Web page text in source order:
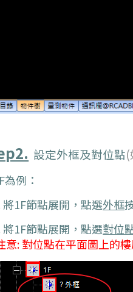
設定外框及對位點
為例：
將1F節點展開，點選外框
將1F節點展開，點選對位
: 對位點在平面圖上的